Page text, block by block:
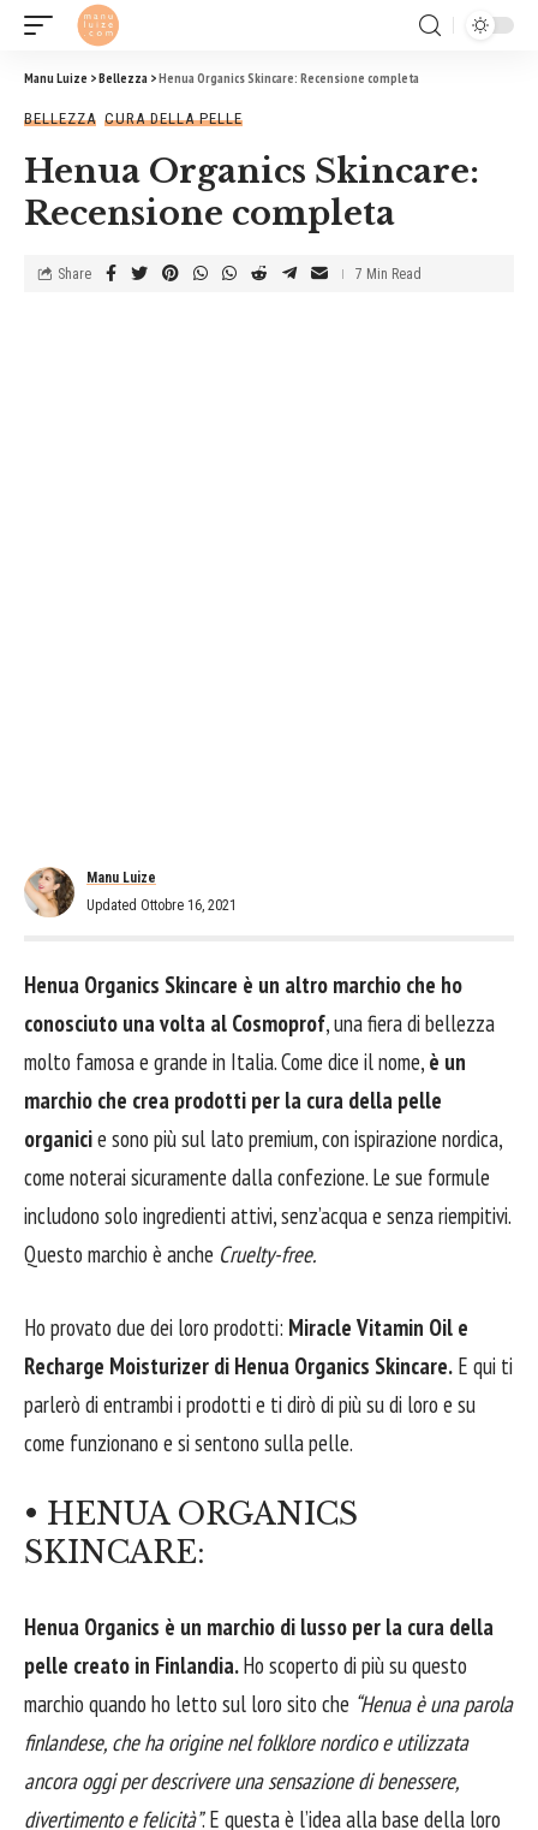
Manu Luize >Bellezza >Henua Organics Skincare: Recensione completa
BELLEZZA CURA DELLA PELLE
Henua Organics Skincare:
Recensione completa
Manu Luize
Updated Ottobre 16, 2021
Share 7 Min Read
Henua Organics Skincare è un altro marchio che ho
conosciuto una volta al Cosmoprof, una fiera di bellezza
molto famosa e grande in Italia. Come dice il nome, è un
marchio che crea prodotti per la cura della pelle
organicie sono più sul lato premium, con ispirazione nordica,
come noterai sicuramente dalla confezione. Le sue formule
includono solo ingredienti attivi, senz’acqua e senza riempitivi.
Questo marchio è anche Cruelty-free.
Ho provato due dei loro prodotti: Miracle Vitamin Oil e
Recharge Moisturizer di Henua Organics Skincare. E qui ti
parlerò di entrambi i prodotti e ti dirò di più su di loro e su
come funzionano e si sentono sulla pelle.
• HENUA ORGANICS
SKINCARE:
Henua Organics è un marchio di lusso per la cura della
pelle creato in Finlandia.Ho scoperto di più su questo
marchio quando ho letto sul loro sito che “Henua è una parola
finlandese, che ha origine nel folklore nordico e utilizzata
ancora oggi per descrivere una sensazione di benessere,
divertimento e felicità”. E questa è l’idea alla base della loro